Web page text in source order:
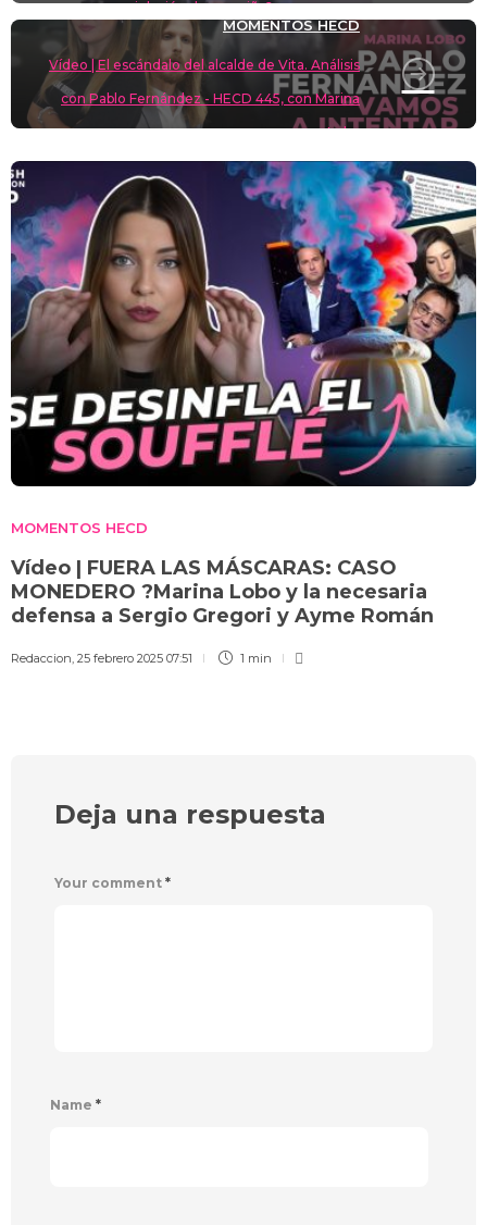
violación de una niña?
MOMENTOS HECD
Vídeo | El escándalo del alcalde de Vita. Análisis
con Pablo Fernández - HECD 445, con Marina
Lobo
MOMENTOS HECD
Vídeo | FUERA LAS MÁSCARAS: CASO
MONEDERO ?Marina Lobo y la necesaria
defensa a Sergio Gregori y Ayme Román
Redaccion, 25 febrero 2025 07:51 1 min
Deja una respuesta
Your comment *
Name *